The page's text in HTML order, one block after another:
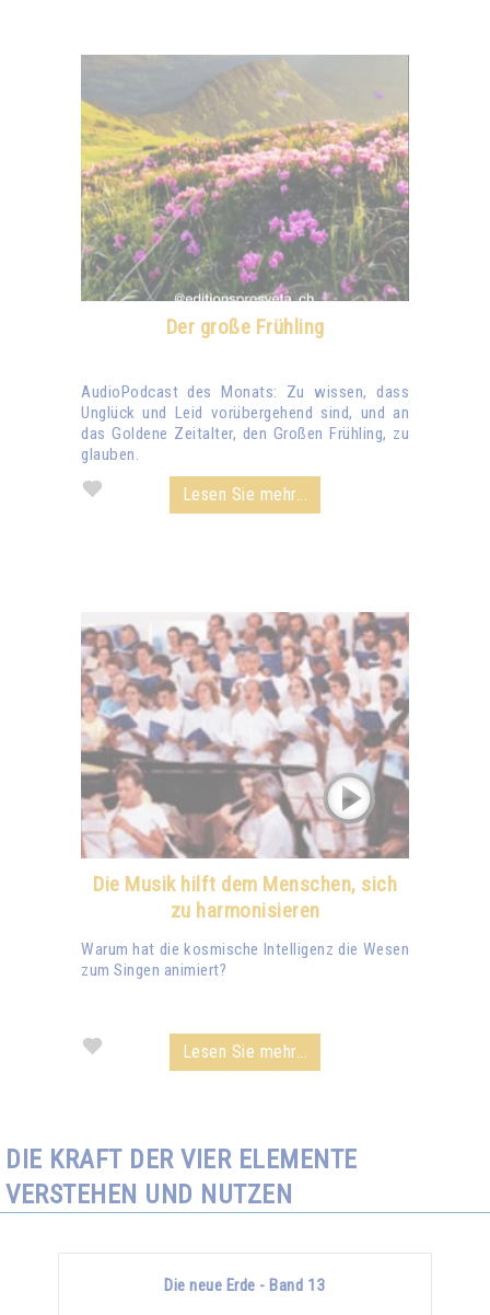
Der große Frühling
AudioPodcast des Monats: Zu wissen, dass
Unglück und Leid vorübergehend sind, und an
das Goldene Zeitalter, den Großen Frühling, zu
glauben.
Lesen Sie mehr...
Die Musik hilft dem Menschen, sich
zu harmonisieren
Warum hat die kosmische Intelligenz die Wesen
zum Singen animiert?
Lesen Sie mehr...
DIE KRAFT DER VIER ELEMENTE
VERSTEHEN UND NUTZEN
Die neue Erde - Band 13